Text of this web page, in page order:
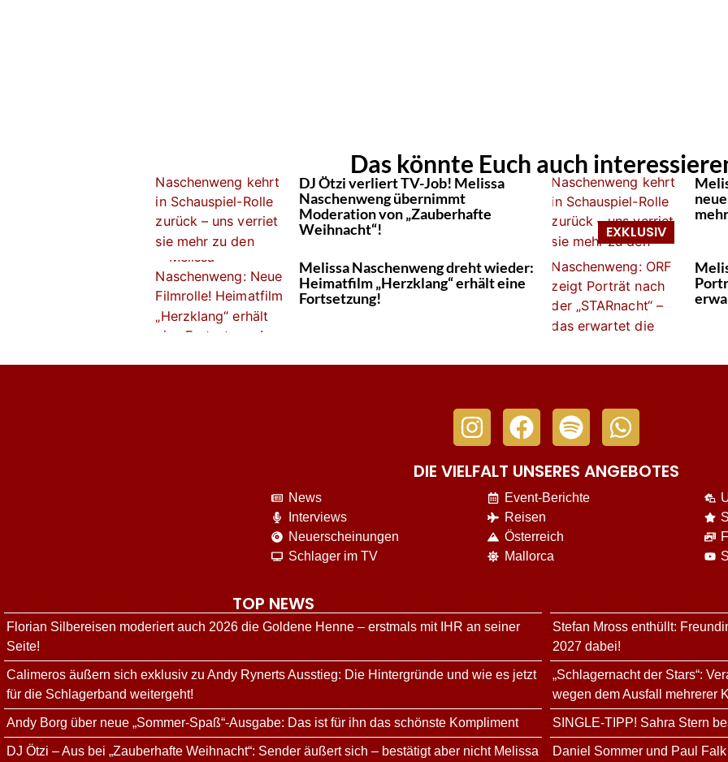
Das könnte Euch auch
DJ Ötzi verliert TV-Job! Melissa
Naschenweng übernimmt
Moderation von „Zauberhafte
Weihnacht“!
Melissa Naschenweng dreht wieder:
Heimatfilm „Herzklang“ erhält eine
Fortsetzung!
DIE VIELFALT UNSERES ANGEBOTES
News
Interviews
Neuerscheinungen
Schlager im TV
Event-Berichte
Reisen
Österreich
Mallorca
TOP NEWS
Florian Silbereisen moderiert auch 2026 die Goldene Henne – erstmals mit IHR an seiner
Seite!
Calimeros äußern sich exklusiv zu Andy Rynerts Ausstieg: Die Hintergründe und wie es jetzt
für die Schlagerband weitergeht!
Andy Borg über neue „Sommer-Spaß“-Ausgabe: Das ist für ihn das schönste Kompliment
DJ Ötzi – Aus bei „Zauberhafte Weihnacht“: Sender äußert sich – bestätigt aber nicht Melissa
Stefan Mross enthüllt:
2027 dabei!
„Schlagernacht der Stars“:
wegen dem Ausfall mehrerer
SINGLE-TIPP! Sahra Stern
Daniel Sommer und Paul